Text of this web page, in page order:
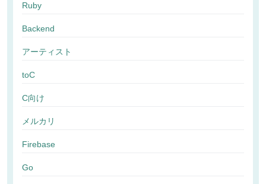
Ruby
Backend
アーティスト
toC
C向け
メルカリ
Firebase
Go